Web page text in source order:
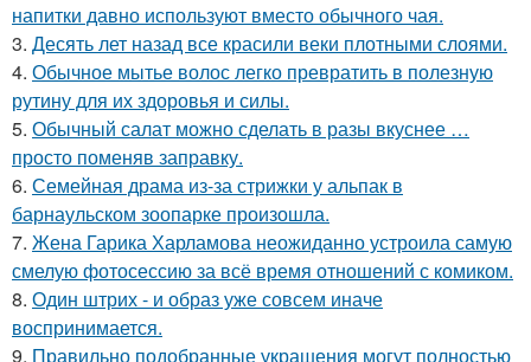
напитки давно используют вместо обычного чая.
3. Десять лет назад все красили веки плотными слоями.
4. Обычное мытье волос легко превратить в полезную
рутину для их здоровья и силы.
5. Обычный салат можно сделать в разы вкуснее …
просто поменяв заправку.
6. Семейная драма из-за стрижки у альпак в
барнаульском зоопарке произошла.
7. Жена Гарика Харламова неожиданно устроила самую
смелую фотосессию за всё время отношений с комиком.
8. Один штрих - и образ уже совсем иначе
воспринимается.
9. Правильно подобранные украшения могут полностью